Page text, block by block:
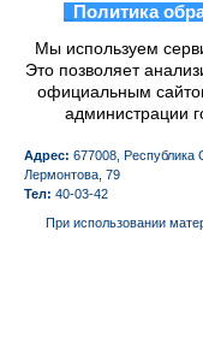
Политика
Мы используем
Это позволяет
официальным
администрации
Адрес: 677008, Республика
Лермонтова, 79
Тел: 40-03-42
При использовании